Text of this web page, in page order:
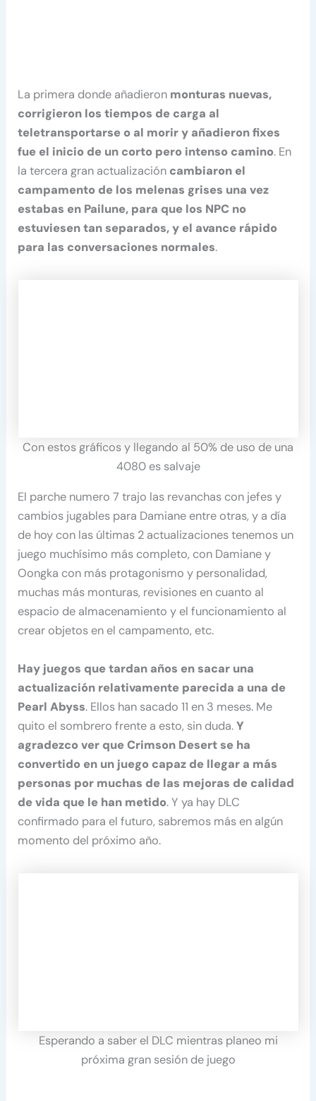
La primera donde añadieron monturas nuevas,
corrigieron los tiempos de carga al
teletransportarse o al morir y añadieron fixes
fue el inicio de un corto pero intenso camino. En
la tercera gran actualización cambiaron el
campamento de los melenas grises una vez
estabas en Pailune, para que los NPC no
estuviesen tan separados, y el avance rápido
para las conversaciones normales.
Con estos gráficos y llegando al 50% de uso de una
4080 es salvaje
El parche numero 7 trajo las revanchas con jefes y
cambios jugables para Damiane entre otras, y a día
de hoy con las últimas 2 actualizaciones tenemos un
juego muchísimo más completo, con Damiane y
Oongka con más protagonismo y personalidad,
muchas más monturas, revisiones en cuanto al
espacio de almacenamiento y el funcionamiento al
crear objetos en el campamento, etc.
Hay juegos que tardan años en sacar una
actualización relativamente parecida a una de
Pearl Abyss. Ellos han sacado 11 en 3 meses. Me
quito el sombrero frente a esto, sin duda.Y
agradezco ver que Crimson Desert se ha
convertido en un juego capaz de llegar a más
personas por muchas de las mejoras de calidad
de vida que le han metido. Y ya hay DLC
confirmado para el futuro, sabremos más en algún
momento del próximo año.
Esperando a saber el DLC mientras planeo mi
próxima gran sesión de juego